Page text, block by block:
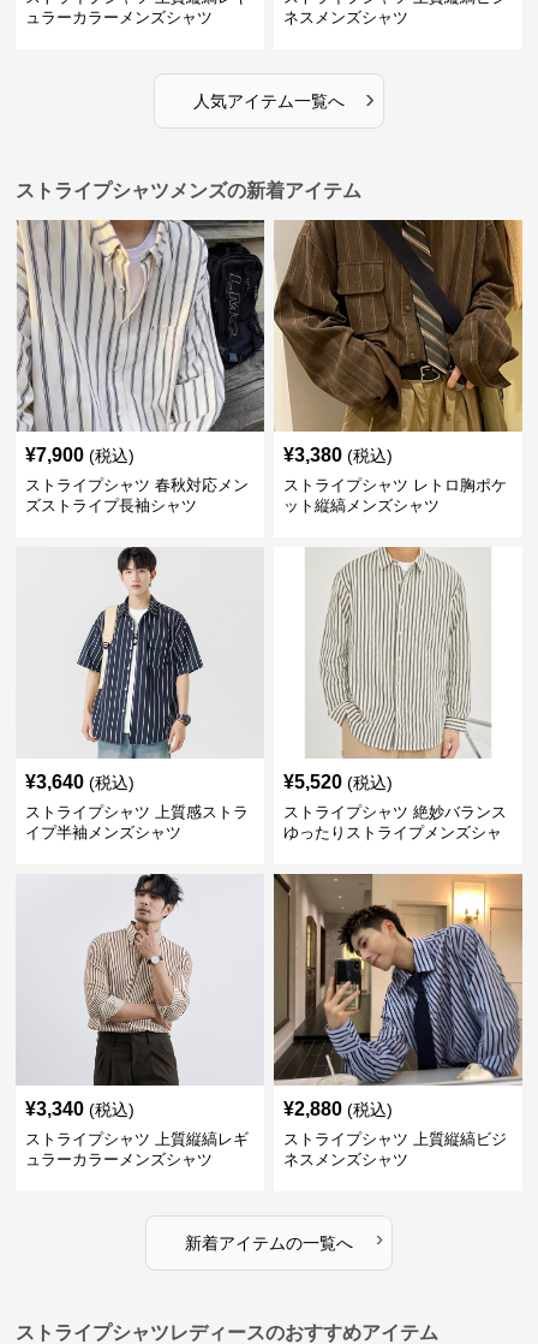
ュラーカラーメンズシャツ
ネスメンズシャツ
人気アイテム一覧へ ›
ストライプシャツメンズの新着アイテム
¥7,900 (税込)
ストライプシャツ 春秋対応メン
ズストライプ長袖シャツ
¥3,380 (税込)
ストライプシャツ レトロ胸ポケ
ット縦縞メンズシャツ
¥3,640 (税込)
ストライプシャツ 上質感ストラ
イプ半袖メンズシャツ
¥5,520 (税込)
ストライプシャツ 絶妙バランス
ゆったりストライプメンズシャ
¥3,340 (税込)
ストライプシャツ 上質縦縞レギ
ュラーカラーメンズシャツ
¥2,880 (税込)
ストライプシャツ 上質縦縞ビジ
ネスメンズシャツ
新着アイテムの一覧へ ›
ストライプシャツレディースのおすすめアイテム